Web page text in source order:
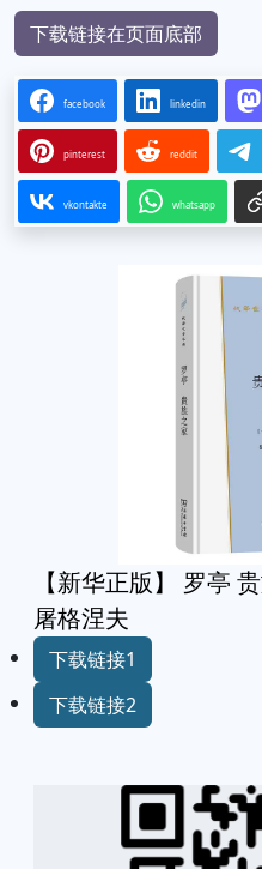
下载链接在页面底部
facebook linkedin
pinterest reddit
vkontakte whatsapp
【新华正版】 罗亭
屠格涅夫
下载链接1
下载链接2